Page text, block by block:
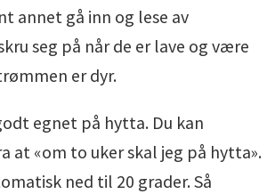
annet gå inn og lese av
seg på når de er lave og være
er dyr.
egnet på hytta. Du kan
at «om to uker skal jeg på hytta».
ned til 20 grader. Så